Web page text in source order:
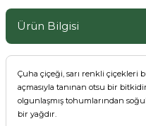
Ürün Bilgisi
Çuha çiçeği, sarı renkli çiçekleri
açmasıyla tanınan otsu bir
olgunlaşmış tohumlarından
bir yağdır.